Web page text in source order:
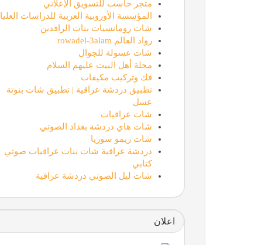
متجر حاسب للتسويق الإعلاني
المؤسسة الأوروبية العربية للدراسات العليا
شات رومانسيات بنات الرافدين
رواد العالم rowadel-3alam
شات عسولة للجوال
مجلة أهل البيت عليهم السلام
فك وتركيب مكيفات
تطبيق دردشة عراقية | تطبيق شات بنوتة
عسل
شات عراقيات
شات هاي دردشة بغداد الصوتي
شات ريمو سوريا
دردشة عراقية شات بنات عراقيات صوتي
كتابي
شات ليل الصوتي دردشة عراقية
اعلان